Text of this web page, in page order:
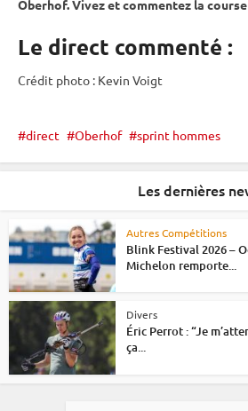
Oberhof. Vivez et commentez la
Le direct commenté :
Crédit photo : Kevin Voigt
direct Oberhof sprint hommes
Les dernières
Autres Compétitions
Blink Festival 2026 –
Michelon remporte...
Divers
Éric Perrot : “Je
ça...